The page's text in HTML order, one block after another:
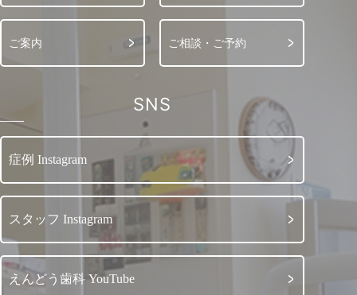
ご案内 ご相談・ご予約
SNS
症例 Instagram
スタッフ Instagram
えんどう歯科 YouTube